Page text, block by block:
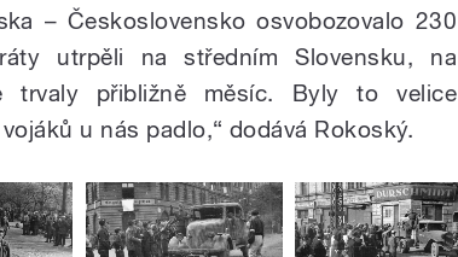
– Československo osvobozovalo 230
utrpěli na středním Slovensku, na
trvaly přibližně měsíc. Byly to velice
u nás padlo,“ dodává Rokoský.